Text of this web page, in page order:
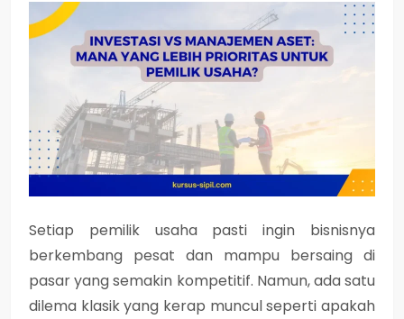
Setiap pemilik usaha pasti ingin bisnisnya
berkembang pesat dan mampu bersaing di
pasar yang semakin kompetitif. Namun, ada satu
dilema klasik yang kerap muncul seperti apakah